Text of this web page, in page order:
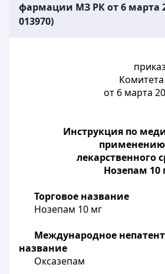
фармации МЗ РК от 6 марта
013970)
от 6 марта
Инструкция по
применению
лекарственного
Нозепам 10
Торговое название
Нозепам 10 мг
Международное
название
Оксазепам